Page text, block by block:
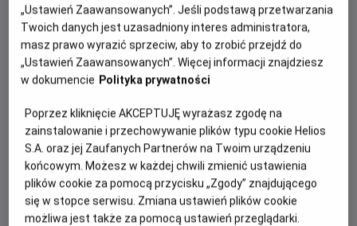
24 stycznia 2020
REŻYSERIA SCENARIUSZ
OBSADA
Roman Griffin Davis, Thomasin McKenzie, Taika Waititi
WIĘCEJ SZCZEGÓŁÓW
OPIS FILMU
“Jojo Rabbit” to wyróżniony 6 nominacjami do Oscara (w
tym za najlepszy film) i 2 nominacjami do Złotych Globów
(w tym za najlepszy film: musical lub komedię) satyryczny
obraz II wojny światowej na podstawie powieści Christine
Leunens „Niebo na uwięzi”, w którym scenarzysta i reżyser
Taika Waititi („Thor: Ragnarok”, „Dzikie łowy”) łączy w
„Ustawień Zaawansowanych”. Jeśli podstawą przetwarzania
Twoich danych jest uzasadniony interes administratora,
masz prawo wyrazić sprzeciw, aby to zrobić przejdź do
„Ustawień Zaawansowanych”. Więcej informacji znajdziesz
w dokumencie Polityka prywatności
Poprzez kliknięcie AKCEPTUJĘ wyrażasz zgodę na
zainstalowanie i przechowywanie plików typu cookie Helios
S.A. oraz jej Zaufanych Partnerów na Twoim urządzeniu
końcowym. Możesz w każdej chwili zmienić ustawienia
plików cookie za pomocą przycisku „Zgody” znajdującego
się w stopce serwisu. Zmiana ustawień plików cookie
możliwa jest także za pomocą ustawień przeglądarki.